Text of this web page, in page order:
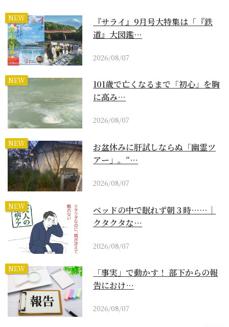
NEW
『サライ』9月号大特集は「『鉄
道』大図鑑…
2026/08/07
NEW
101歳で亡くなるまで「初心」を胸
に高み…
2026/08/07
NEW
お盆休みに肝試しならぬ「幽霊ツ
アー」。“…
2026/08/07
NEW
ベッドの中で眠れず朝３時……｜
クタクタな…
2026/08/07
NEW
「事実」で動かす！ 部下からの報
告におけ…
2026/08/07